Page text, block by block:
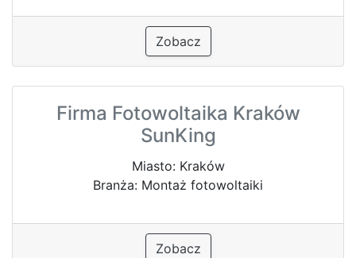
Zobacz
Firma Fotowoltaika Kraków
SunKing
Miasto: Kraków
Branża: Montaż fotowoltaiki
Zobacz